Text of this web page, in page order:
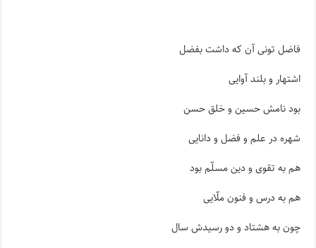
فاضل تونى آن که داشت بفضل‌
اشتهار و بلند آوایى‌
بود نامش حسین و خلق حسن‌
شهره در علم و فضل و دانایى‌
هم به تقوى و دین مسلّم بود
هم به درس و فنون ملّایى‌
چون به هشتاد و دو رسیدش سال‌